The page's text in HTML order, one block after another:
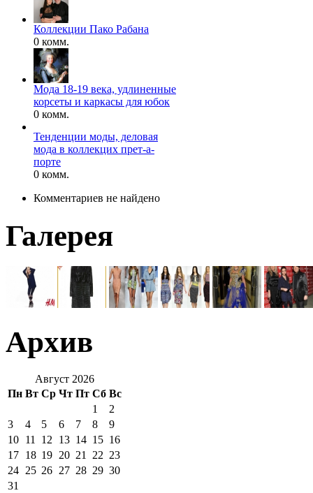
Коллекции Пако Рабана
0 комм.
Мода 18-19 века, удлиненные
корсеты и каркасы для юбок
0 комм.
Тенденции моды, деловая
мода в коллекцих прет-а-
порте
0 комм.
Комментариев не найдено
Галерея
Архив
Август 2026
Пн Вт Ср Чт Пт Сб Вс
1
2
3
4 5 6 7 8
9
10 11 12 13 14 15 16
17 18 19 20 21 22 23
24 25 26 27 28 29 30
31